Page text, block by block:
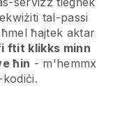
tal-passi
ħajtek aktar
ftit klikks minn
ħin - m'hemmx